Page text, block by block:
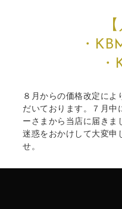
・
８月からの価格改定によ
だいております。７月中
ーさまから当店に届きま
迷惑をおかけして大変申
せ。